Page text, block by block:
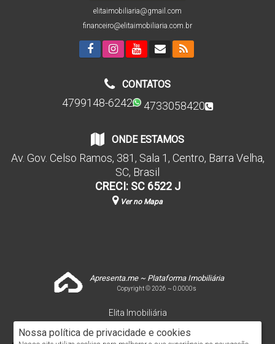
Nossa política de privacidade e cookies
elitaimobiliaria@gmail.com
financeiro@elitaimobiliaria.com.br
CONTATOS
4799148-6242 4733058420
ONDE ESTAMOS
Av. Gov. Celso Ramos, 381 , Sala 1 , Centro, Barra Velha,
SC, Brasil
CRECI: SC 6522 J
Ver no Mapa
Apresenta.me ~ Plataforma Imobiliária
Copyright © 2026 ~ 0.0000s
Elita Imobiliária